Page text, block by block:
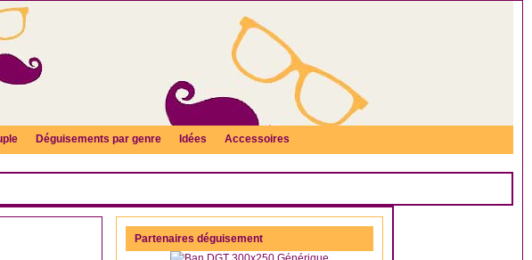
Déguisements par genre Idées Accessoires
Partenaires déguisement